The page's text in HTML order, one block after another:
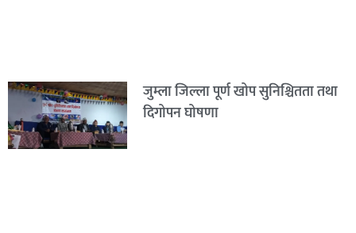
जुम्ला जिल्ला पूर्ण खोप सुनिश्चितता तथा
दिगोपन घोषणा